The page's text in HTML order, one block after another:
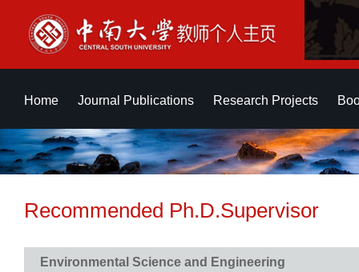
Home Journal Publications Research Projects
Recommended Ph.D.Supervisor
Environmental Science and Engineering